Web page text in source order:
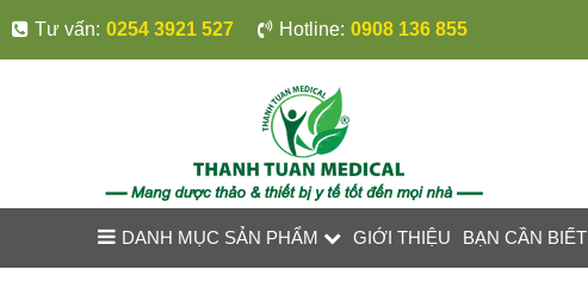
Tư vấn: 0254 3921 527 Hotline: 0908 136 855
DANH MỤC SẢN PHẨM GIỚI THIỆU BẠN CẦN BIẾT